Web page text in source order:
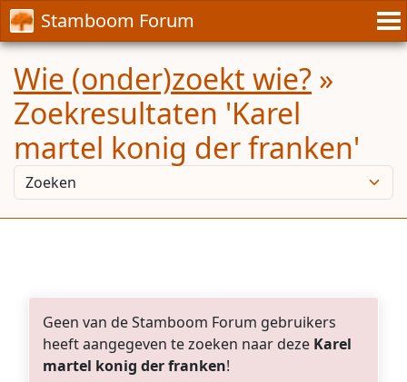
Stamboom Forum
Wie (onder)zoekt wie? »
Zoekresultaten 'Karel
martel konig der franken'
Geen van de Stamboom Forum gebruikers
heeft aangegeven te zoeken naar deze Karel
martel konig der franken!